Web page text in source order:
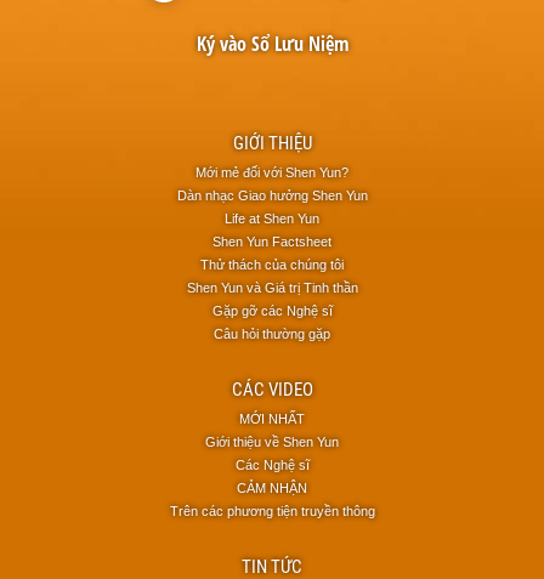
GIỚI THIỆU
Mới mẻ đối với Shen Yun?
Dàn nhạc Giao hưởng Shen Yun
Life at Shen Yun
Shen Yun Factsheet
Thử thách của chúng tôi
Shen Yun và Giá trị Tinh thần
Gặp gỡ các Nghệ sĩ
Câu hỏi thường gặp
CÁC VIDEO
MỚI NHẤT
Giới thiệu về Shen Yun
Các Nghệ sĩ
CẢM NHẬN
Trên các phương tiện truyền thông
TIN TỨC
Ký vào Sổ Lưu Niệm